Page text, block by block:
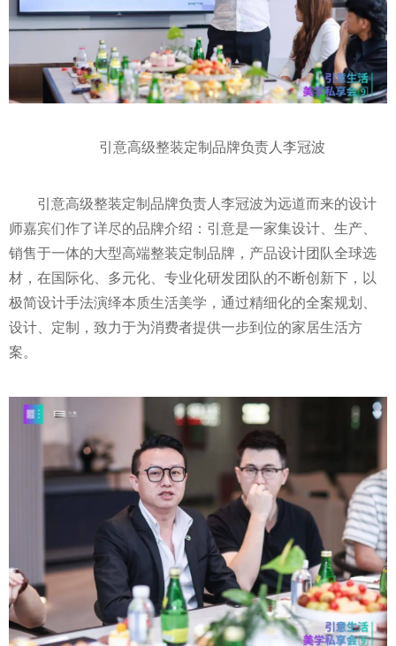
引意高级整装定制品牌负责人李冠波
引意高级整装定制品牌负责人李冠波为远道而来的设计
师嘉宾们作了详尽的品牌介绍：引意是一家集设计、生产、
销售于一体的大型高端整装定制品牌，产品设计团队全球选
材，在国际化、多元化、专业化研发团队的不断创新下，以
极简设计手法演绎本质生活美学，通过精细化的全案规划、
设计、定制，致力于为消费者提供一步到位的家居生活方
案。